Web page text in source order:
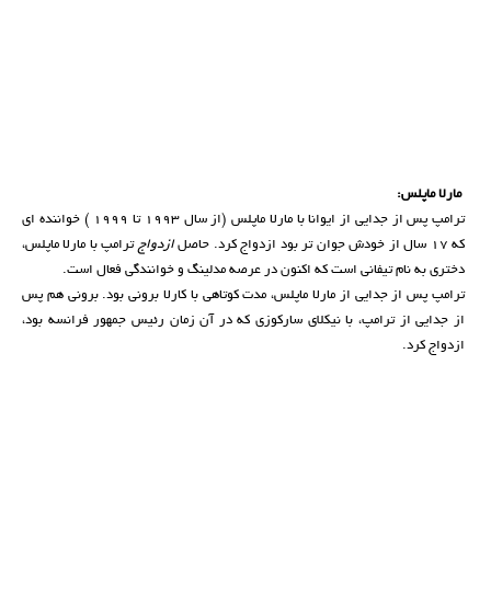
مارلا ماپلس:
ترامپ پس از جدایی از ایوانا با مارلا ماپلس (از سال 1993 تا 1999 ) خواننده ای
که 17 سال از خودش جوان تر بود ازدواج کرد. حاصل
ازدواج ترامپ با مارلا ماپلس،
دختری به نام تیفانی است که اکنون در عرصه مدلینگ و خوانندگی فعال است.
ترامپ پس از جدایی از مارلا ماپلس، مدت کوتاهی با کارلا برونی بود. برونی هم پس
از جدایی از ترامپ، با نیکلای سارکوزی که در آن زمان رئیس جمهور فرانسه بود،
ازدواج کرد.